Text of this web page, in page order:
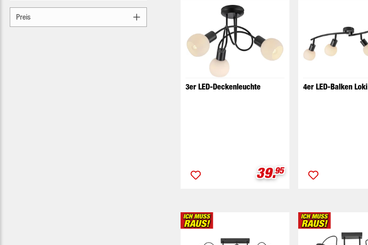
Preis
3er LED-Deckenleuchte
Verkaufspreis:
39.95
4er LED-Balken Loki